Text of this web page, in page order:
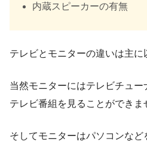
内蔵スピーカーの有無
テレビとモニターの違いは主に
当然モニターにはテレビチュ
テレビ番組を見ることができま
そしてモニターはパソコンな